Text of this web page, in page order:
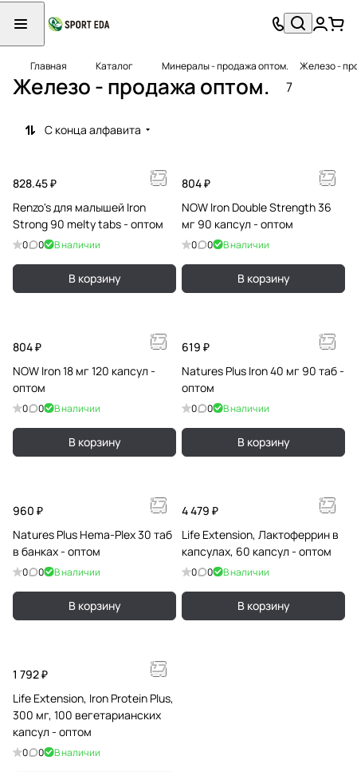
Главная Каталог Минералы - продажа оптом. Железо -
Железо - продажа оптом. 7
С конца алфавита
828.45 ₽
Renzo's для малышей Iron
Strong 90 melty tabs - оптом
0 0 В наличии
В корзину
804 ₽
NOW Iron Double Strength 36
мг 90 капсул - оптом
0 0 В наличии
В корзину
804 ₽
NOW Iron 18 мг 120 капсул -
оптом
0 0 В наличии
В корзину
619 ₽
Natures Plus Iron 40 мг 90 таб -
оптом
0 0 В наличии
В корзину
960 ₽
Natures Plus Hema-Plex 30 таб
в банках - оптом
0 0 В наличии
В корзину
4 479 ₽
Life Extension, Лактоферрин в
капсулах, 60 капсул - оптом
0 0 В наличии
В корзину
1 792 ₽
Life Extension, Iron Protein Plus,
300 мг, 100 вегетарианских
капсул - оптом
0 0 В наличии